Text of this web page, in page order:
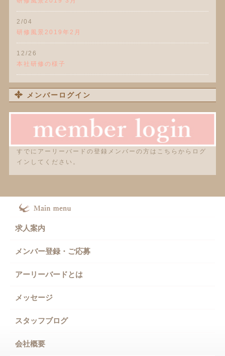
2/04
研修風景2019年2月
12/26
本社研修の様子
メンバーログイン
すでにアーリーバードの登録メンバーの方はこちらからログ
インしてください。
求人案内
メンバー登録・ご応募
アーリーバードとは
メッセージ
スタッフブログ
会社概要